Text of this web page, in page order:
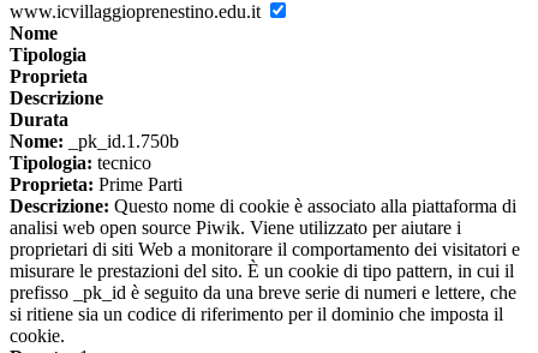
www.icvillaggioprenestino.edu.it
Nome
Tipologia
Proprieta
Descrizione
Durata
Nome: _pk_id.1.750b
Tipologia: tecnico
Proprieta: Prime Parti
Descrizione: Questo nome di cookie è associato alla piattaforma di
analisi web open source Piwik. Viene utilizzato per aiutare i
proprietari di siti Web a monitorare il comportamento dei visitatori e
misurare le prestazioni del sito. È un cookie di tipo pattern, in cui il
prefisso _pk_id è seguito da una breve serie di numeri e lettere, che
si ritiene sia un codice di riferimento per il dominio che imposta il
cookie.